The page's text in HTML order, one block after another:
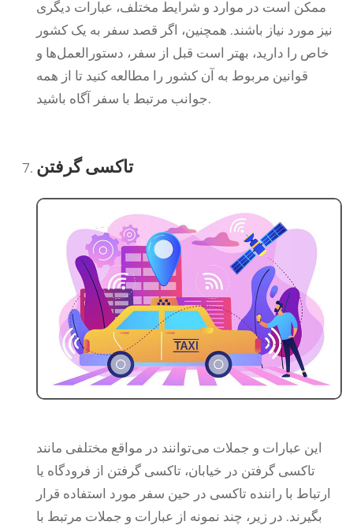
ممکن است در موارد و شرایط مختلف، عبارات دیگری
نیز مورد نیاز باشند. همچنین، اگر قصد سفر به یک کشور
خاص را دارید، بهتر است قبل از سفر، دستورالعمل‌ها و
قوانین مربوط به آن کشور را مطالعه کنید تا از همه
جوانب مرتبط با سفر آگاه باشید.
تاکسی گرفتن
این عبارات و جملات می‌توانند در مواقع مختلفی مانند
تاکسی گرفتن در خیابان، تاکسی گرفتن از فرودگاه یا
ارتباط با راننده تاکسی در حین سفر مورد استفاده قرار
بگیرند. در زیر، چند نمونه از عبارات و جملات مرتبط با